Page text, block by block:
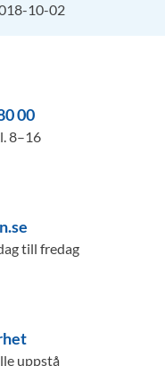
10-02
00
8–16
till fredag
uppstå